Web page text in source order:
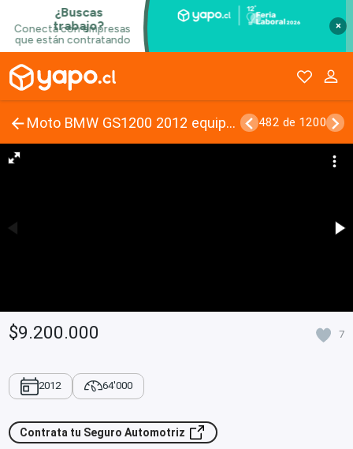
×
Moto BMW GS1200 2012 equipada impecable 482 de 1200
$9.200.000 7
2012 64'000
Contrata tu Seguro Automotriz